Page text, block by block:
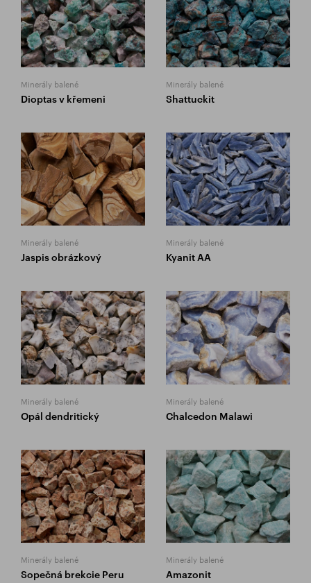
Minerály balené
Dioptas v křemeni
Minerály balené
Shattuckit
Minerály balené
Jaspis obrázkový
Minerály balené
Kyanit AA
Minerály balené
Opál dendritický
Minerály balené
Chalcedon Malawi
Minerály balené
Sopečná brekcie Peru
Minerály balené
Amazonit